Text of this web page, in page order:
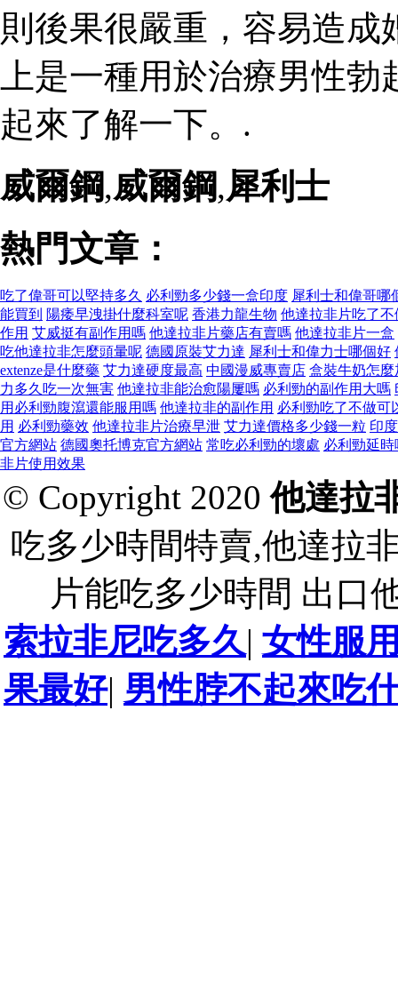
則後果很嚴重，容易造
上是一種用於治療男性
起來了解一下。.
威爾鋼,威爾鋼,犀利士
熱門文章：
吃了偉哥可以堅持多久 必利勁多少錢一盒印度 犀利士和偉哥哪
能買到 陽痿早洩掛什麼科室呢 香港力龍生物 他達拉非片吃了不
作用 艾威挺有副作用嗎 他達拉非片藥店有賣嗎 他達拉非片一盒
吃他達拉非怎麼頭暈呢 德國原裝艾力達 犀利士和偉力士哪個好
extenze是什麼藥 艾力達硬度最高 中國漫威專賣店 盒裝牛奶怎麼
力多久吃一次無害 他達拉非能治愈陽屢嗎 必利勁的副作用大嗎
用必利勁腹瀉還能服用嗎 他達拉非的副作用 必利勁吃了不做可
用 必利勁藥效 他達拉非片治療早泄 艾力達價格多少錢一粒 印
官方網站 德國奧托博克官方網站 常吃必利勁的壞處 必利勁延時
非片使用效果
© Copyright 2020他達拉
吃多少時間特賣,他達拉
片能吃多少時間 出口
索拉非尼吃多久| 女性服
果最好| 男性脖不起來吃